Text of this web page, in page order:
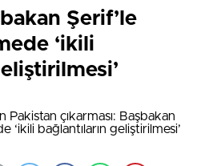
Şerif’le
‘ikili